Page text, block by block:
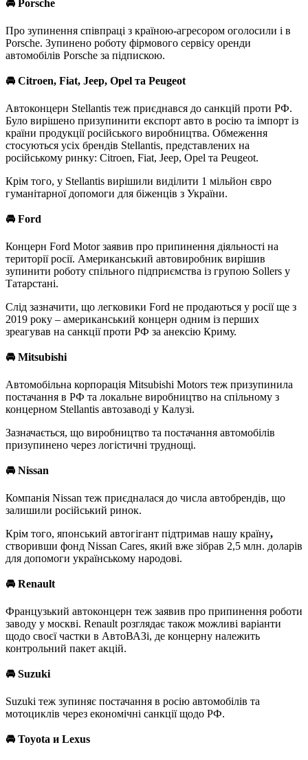
🚘 Porsche
Про зупинення співпраці з країною-агресором оголосили і в
Porsche. Зупинено роботу фірмового сервісу оренди
автомобілів Porsche за підпискою.
🚘 Citroen, Fiat, Jeep, Opel та Peugeot
Автоконцерн Stellantis теж приєднався до санкцій проти РФ.
Було вирішено призупинити експорт авто в росію та імпорт із
країни продукції російського виробництва. Обмеження
стосуються усіх брендів Stellantis, представлених на
російському ринку: Citroen, Fiat, Jeep, Opel та Peugeot.
Крім того, у Stellantis вирішили виділити 1 мільйон євро
гуманітарної допомоги для біженців з України.
🚘 Ford
Концерн Ford Motor заявив про припинення діяльності на
території росії. Американський автовиробник вирішив
зупинити роботу спільного підприємства із групою Sollers у
Татарстані.
Слід зазначити, що легковики Ford не продаються у росії ще з
2019 року – американський концерн одним із перших
зреагував на санкції проти РФ за анексію Криму.
🚘 Mitsubishi
Автомобільна корпорація Mitsubishi Motors теж призупинила
постачання в РФ та локальне виробництво на спільному з
концерном Stellantis автозаводі у Калузі.
Зазначається, що виробництво та постачання автомобілів
призупинено через логістичні труднощі.
🚘 Nissan
Компанія Nissan теж приєдналася до числа автобрендів, що
залишили російський ринок.
Крім того, японський автогігант підтримав нашу країну,
створивши фонд Nissan Cares, який вже зібрав 2,5 млн. доларів
для допомоги українському народові.
🚘 Renault
Французький автоконцерн теж заявив про припинення роботи
заводу у москві. Renault розглядає також можливі варіанти
щодо своєї частки в АвтоВАЗі, де концерну належить
контрольний пакет акцій.
🚘 Suzuki
Suzuki теж зупиняє постачання в росію автомобілів та
мотоциклів через економічні санкції щодо РФ.
🚘 Toyota и Lexus